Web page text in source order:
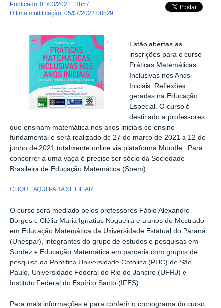
publicado: 01/03/2021 13h57
última modificação: 05/07/2022 08h29
Estão abertas as
inscrições para o curso
Práticas Matemáticas
Inclusivas nos Anos
Iniciais: Reflexões
geradas na Educação
Especial. O curso é
destinado a professores
que ensinam matemática nos anos iniciais do ensino
fundamental e será realizado de 27 de março de 2021 a 12 de
junho de 2021 totalmente online via plataforma Moodle. Para
concorrer a uma vaga é preciso ser sócio da Sociedade
Brasileira de Educação Matemática (Sbem).
CLIQUE AQUI PARA SE FILIAR
O curso será mediado pelos professores Fábio Alexandre
Borges e Clélia Maria Ignatius Nogueira e alunos do Mestrado
em Educação Matemática da Universidade Estatual do Paraná
(Unespar), integrantes do grupo de estudos e pesquisas em
Surdez e Educação Matemática em parceria com grupos de
pesquisa da Pontifica Universidade Católica (PUC) de São
Paulo, Universidade Federal do Rio de Janeiro (UFRJ) e
Instituto Federal do Espírito Santo (IFES).
Para mais informações e para conferir o cronograma do curso,